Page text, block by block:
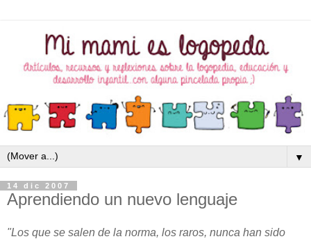
▼
14 dic 2007
Aprendiendo un nuevo lenguaje
"Los que se salen de la norma, los raros, nunca han sido